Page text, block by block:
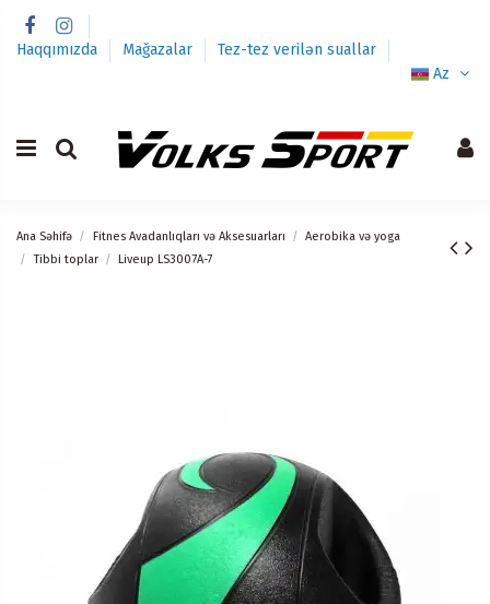
Haqqımızda Mağazalar
Tez-tez verilən suallar
Az
Ana Səhifə Fitnes Avadanlıqları və Aksesuarları
Aerobika və yoga
Tibbi toplar
Liveup LS3007A-7